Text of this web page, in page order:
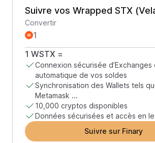
Suivre vos Wrapped STX
Convertir
1 WSTX =
Connexion sécurisée d’Exchanges
automatique de vos soldes
Synchronisation des Wallets tels
Metamask ...
10,000 cryptos disponibles
Données sécurisées et accès en
Suivre sur Finary